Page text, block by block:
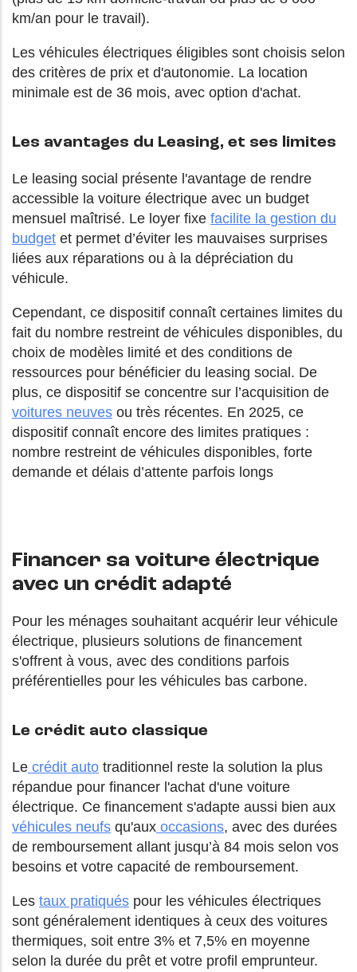
km/an pour le travail).
Les véhicules électriques éligibles sont choisis selon
des critères de prix et d'autonomie. La location
minimale est de 36 mois, avec option d'achat.
Les avantages du Leasing, et ses limites
Le leasing social présente l'avantage de rendre
accessible la voiture électrique avec un budget
mensuel maîtrisé. Le loyer fixe facilite la gestion du
budget et permet d’éviter les mauvaises surprises
liées aux réparations ou à la dépréciation du
véhicule.
Cependant, ce dispositif connaît certaines limites du
fait du nombre restreint de véhicules disponibles, du
choix de modèles limité et des conditions de
ressources pour bénéficier du leasing social. De
plus, ce dispositif se concentre sur l’acquisition de
voitures neuves ou très récentes. En 2025, ce
dispositif connaît encore des limites pratiques :
nombre restreint de véhicules disponibles, forte
demande et délais d’attente parfois longs
Financer sa voiture électrique
avec un crédit adapté
Pour les ménages souhaitant acquérir leur véhicule
électrique, plusieurs solutions de financement
s'offrent à vous, avec des conditions parfois
préférentielles pour les véhicules bas carbone.
Le crédit auto classique
Le crédit auto traditionnel reste la solution la plus
répandue pour financer l'achat d'une voiture
électrique. Ce financement s'adapte aussi bien aux
véhicules neufs qu'aux occasions, avec des durées
de remboursement allant jusqu’à 84 mois selon vos
besoins et votre capacité de remboursement.
Les taux pratiqués pour les véhicules électriques
sont généralement identiques à ceux des voitures
thermiques, soit entre 3% et 7,5% en moyenne
selon la durée du prêt et votre profil emprunteur.